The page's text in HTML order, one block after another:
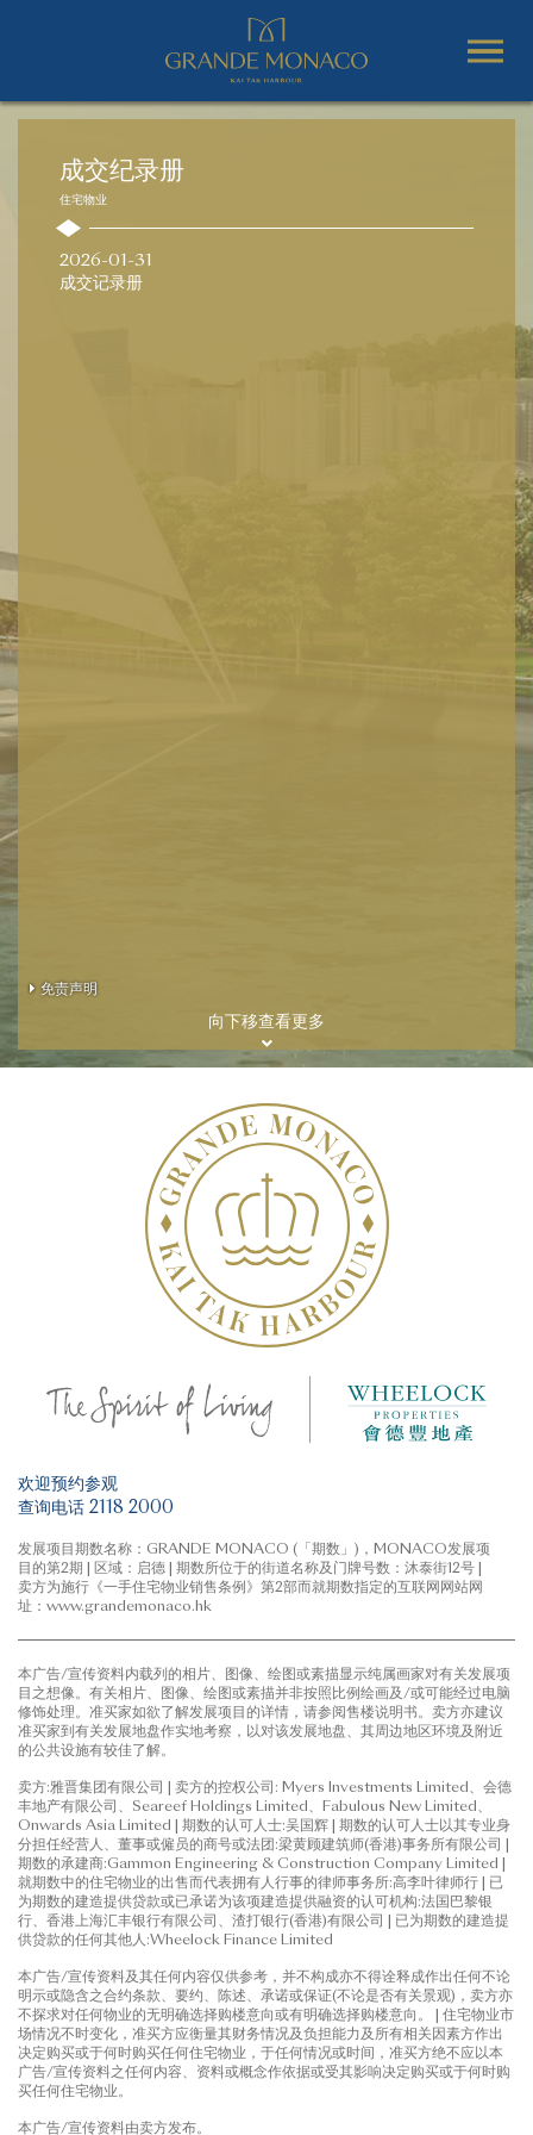
成交纪录册
住宅物业
2026-01-31
成交记录册
免责声明
向下移查看更多
欢迎预约参观
查询电话 2118 2000
发展项目期数名称：GRANDE MONACO (「期数」)，MONACO发展项
目的第2期 | 区域：启德 | 期数所位于的街道名称及门牌号数：沐泰街12号 |
卖方为施行《一手住宅物业销售条例》第2部而就期数指定的互联网网站网
址：www.grandemonaco.hk
本广告/宣传资料内载列的相片、图像、绘图或素描显示纯属画家对有关发展项
目之想像。有关相片、图像、绘图或素描并非按照比例绘画及/或可能经过电脑
修饰处理。准买家如欲了解发展项目的详情，请参阅售楼说明书。卖方亦建议
准买家到有关发展地盘作实地考察，以对该发展地盘、其周边地区环境及附近
的公共设施有较佳了解。
卖方:雅晋集团有限公司 | 卖方的控权公司: Myers Investments Limited、会德
丰地产有限公司、Seareef Holdings Limited、Fabulous New Limited、
Onwards Asia Limited | 期数的认可人士:吴国辉 | 期数的认可人士以其专业身
分担任经营人、董事或僱员的商号或法团:梁黄顾建筑师(香港)事务所有限公司 |
期数的承建商:Gammon Engineering & Construction Company Limited |
就期数中的住宅物业的出售而代表拥有人行事的律师事务所:高李叶律师行 | 已
为期数的建造提供贷款或已承诺为该项建造提供融资的认可机构:法国巴黎银
行、香港上海汇丰银行有限公司、渣打银行(香港)有限公司 | 已为期数的建造提
供贷款的任何其他人:Wheelock Finance Limited
本广告/宣传资料及其任何内容仅供参考，并不构成亦不得诠释成作出任何不论
明示或隐含之合约条款、要约、陈述、承诺或保证(不论是否有关景观)，卖方亦
不探求对任何物业的无明确选择购楼意向或有明确选择购楼意向。 | 住宅物业市
场情况不时变化，准买方应衡量其财务情况及负担能力及所有相关因素方作出
决定购买或于何时购买任何住宅物业，于任何情况或时间，准买方绝不应以本
广告/宣传资料之任何内容、资料或概念作依据或受其影响决定购买或于何时购
买任何住宅物业。
本广告/宣传资料由卖方发布。